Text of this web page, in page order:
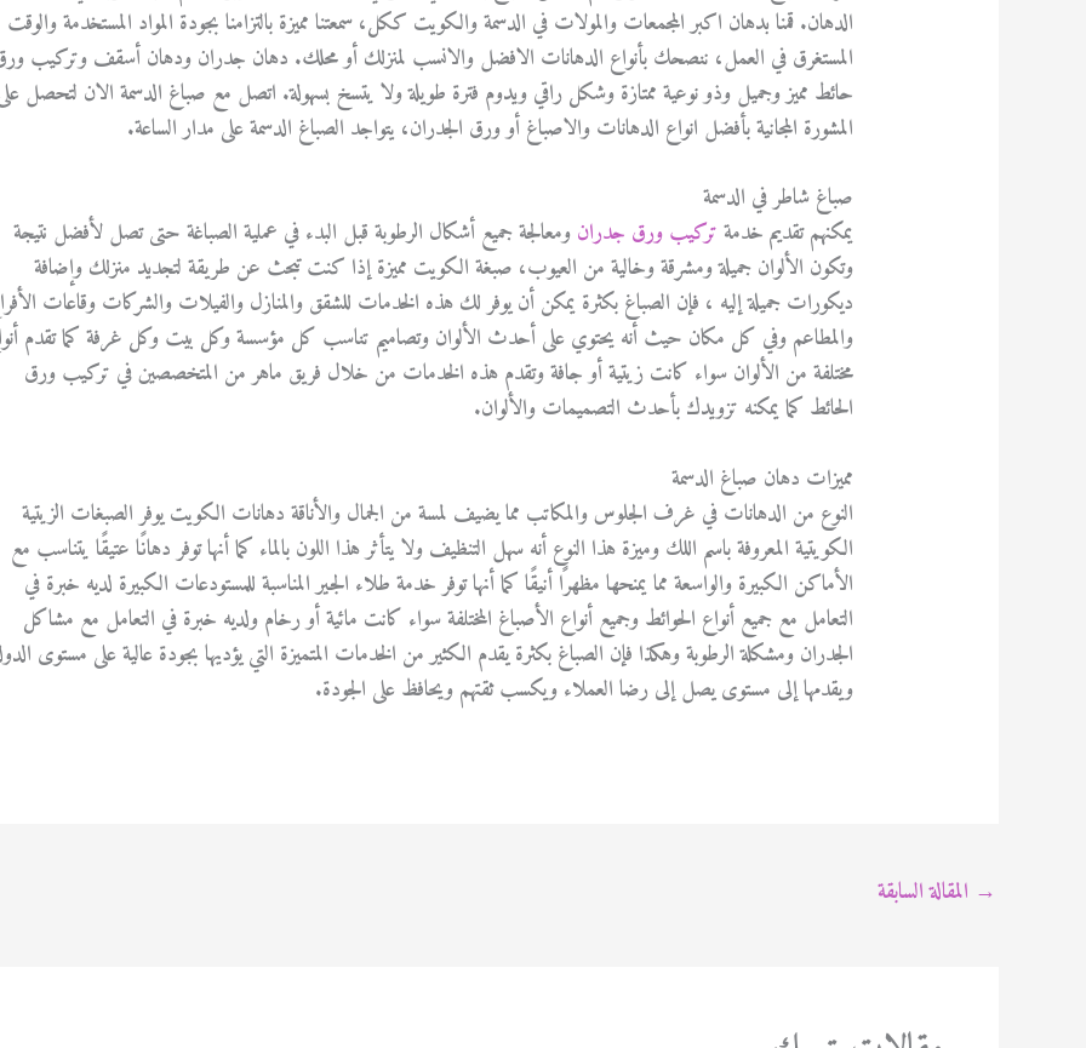
الدهان. قمنا بدهان اكبر المجمعات والمولات في الدسمة والكويت ككل، سمعتنا مميزة بالتزامنا بجودة المواد المستخدمة والوقت
المستغرق في العمل، ننصحك بأنواع الدهانات الافضل والانسب لمنزلك أو محلك. دهان جدران ودهان أسقف وتركيب
حائط مميز وجميل وذو نوعية ممتازة وشكل راقي ويدوم فترة طويلة ولا يتسخ بسهولة. اتصل مع صباغ الدسمة الان لتحصل
المشورة المجانية بأفضل انواع الدهانات والاصباغ أو ورق الجدران، يتواجد الصباغ الدسمة على مدار الساعة.
صباغ شاطر في الدسمة
يمكنهم تقديم خدمةتركيب ورق جدران ومعالجة جميع أشكال الرطوبة قبل البدء في عملية الصباغة حتى تصل لأفضل نتيجة
وتكون الألوان جميلة ومشرقة وخالية من العيوب، صبغة الكويت مميزة إذا كنت تبحث عن طريقة لتجديد منزلك وإضافة
ديكورات جميلة إليه ، فإن الصباغ بكثرة يمكن أن يوفر لك هذه الخدمات للشقق والمنازل والفيلات والشركات وقاعات
والمطاعم وفي كل مكان حيث أنه يحتوي على أحدث الألوان وتصاميم تناسب كل مؤسسة وكل بيت وكل غرفة كما تقدم
مختلفة من الألوان سواء كانت زيتية أو جافة وتقدم هذه الخدمات من خلال فريق ماهر من المتخصصين في تركيب ورق
الحائط كما يمكنه تزويدك بأحدث التصميمات والألوان.
مميزات دهان صباغ الدسمة
النوع من الدهانات في غرف الجلوس والمكاتب مما يضيف لمسة من الجمال والأناقة دهانات الكويت يوفر الصبغات الزيتية
الكويتية المعروفة باسم اللك وميزة هذا النوع أنه سهل التنظيف ولا يتأثر هذا اللون بالماء كما أنها توفر دهانًا عتيقًا يتناسب مع
الأماكن الكبيرة والواسعة مما يمنحها مظهرًا أنيقًا كما أنها توفر خدمة طلاء الجير المناسبة للمستودعات الكبيرة لديه خبرة في
التعامل مع جميع أنواع الحوائط وجميع أنواع الأصباغ المختلفة سواء كانت مائية أو رخام ولديه خبرة في التعامل مع مشاكل
الجدران ومشكلة الرطوبة وهكذا فإن الصباغ بكثرة يقدم الكثير من الخدمات المتميزة التي يؤديها بجودة عالية على مستوى
ويقدمها إلى مستوى يصل إلى رضا العملاء ويكسب ثقتهم ويحافظ على الجودة.
→ المقالة السابقة